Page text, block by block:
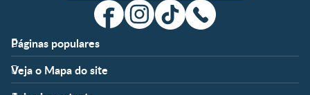
Páginas populares
Apoio
FAQ
Clube
Veja o Mapa do site
Fases
Temas